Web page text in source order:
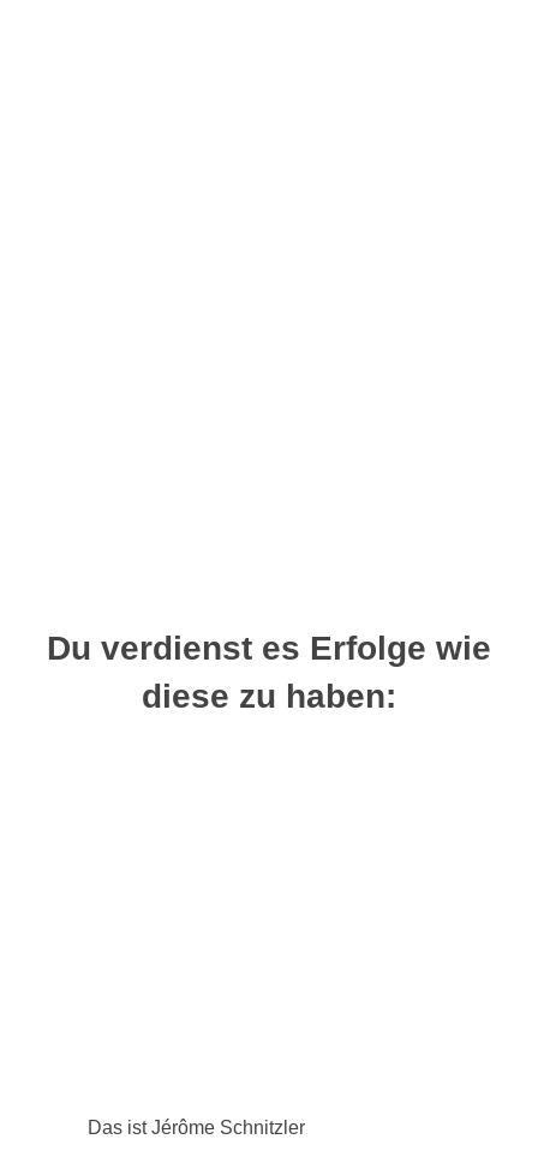
Du verdienst es Erfolge wie
diese zu haben:
Das ist Jérôme Schnitzler